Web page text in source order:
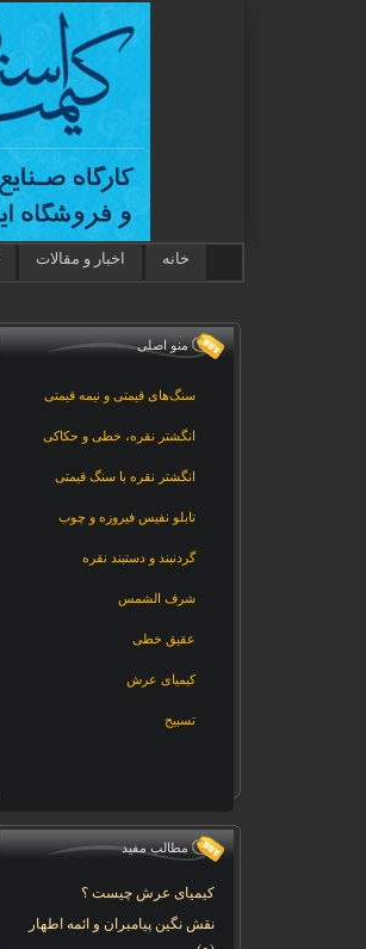
خانه اخبار و مقالات
منو اصلی
سنگ‌های قیمتی و نیمه قیمتی
انگشتر نقره، خطی و حکاکی
انگشتر نقره با سنگ قیمتی
تابلو نفیس فیروزه و چوب
گردنبند و دستبند نقره
شرف الشمس
عقیق خطی
کیمیای عرش
تسبیح
مطالب مفید
کیمیای عرش چیست ؟
نقش نگین پیامبران و ائمه اطهار